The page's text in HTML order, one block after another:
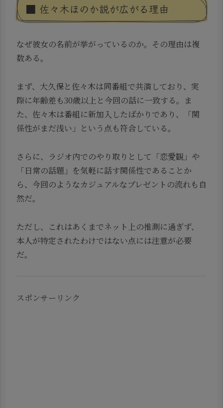
■ 佐々木ほのか説が広がる理由
なぜ彼女の名前が挙がっているのか。その理由は複
数ある。
まず、大久保と佐々木は同番組で共演しており、実
際に年齢差も30歳以上と今回の話に一致する。ま
た、佐々木は番組に新加入したばかりであり、「関
係性がまだ浅い」という点も符合している。
さらに、ラジオ内でのやり取りとして「恋愛観」や
「日常の話題」を気軽に話す関係性であることか
ら、今回のようなカジュアルなプレゼントの流れも自
然だ。
ただし、これはあくまでネット上の推測に過ぎず、
本人が特定されたわけではない点には注意が必要
だ。
スポンサーリンク